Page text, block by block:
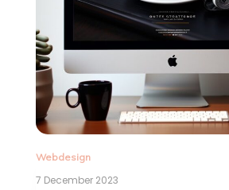
Webdesign
7 December 2023